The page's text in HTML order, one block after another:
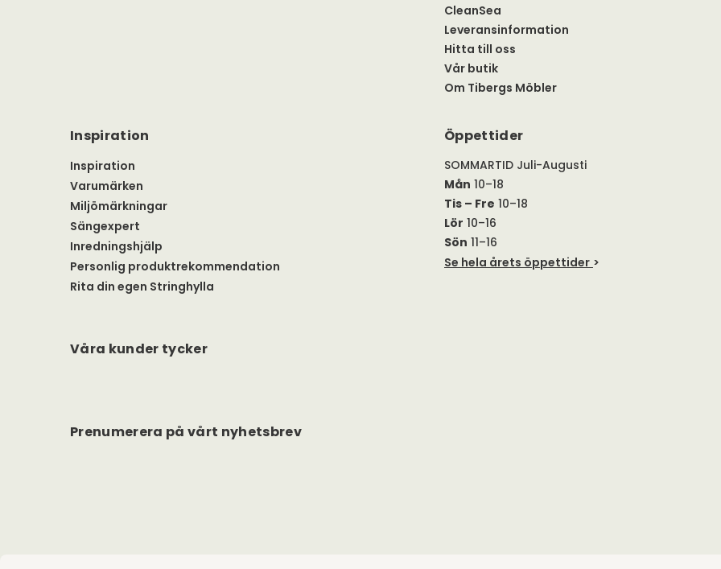
CleanSea
Leveransinformation
Hitta till oss
Vår butik
Om Tibergs Möbler
Inspiration
Inspiration
Varumärken
Miljömärkningar
Sängexpert
Inredningshjälp
Personlig produktrekommendation
Rita din egen Stringhylla
Öppettider
SOMMARTID Juli-Augusti
Mån 10–18
Tis – Fre 10–18
Lör 10–16
Sön 11–16
Se hela årets öppettider >
Våra kunder tycker
Prenumerera på vårt nyhetsbrev